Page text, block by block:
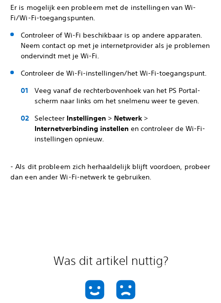
Er is mogelijk een probleem met de instellingen van Wi-
Fi/Wi-Fi-toegangspunten.
Controleer of Wi-Fi beschikbaar is op andere apparaten.
Neem contact op met je internetprovider als je problemen
ondervindt met je Wi-Fi.
Controleer de Wi-Fi-instellingen/het Wi-Fi-toegangspunt.
Veeg vanaf de rechterbovenhoek van het PS Portal-
scherm naar links om het snelmenu weer te geven.
Selecteer Instellingen > Netwerk >
Internetverbinding instellen en controleer de Wi-Fi-
instellingen opnieuw.
- Als dit probleem zich herhaaldelijk blijft voordoen, probeer
dan een ander Wi-Fi-netwerk te gebruiken.
Was dit artikel nuttig?